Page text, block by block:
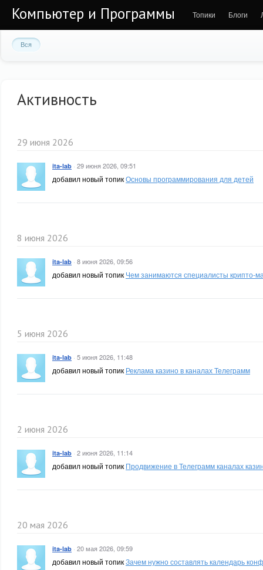
Компьютер и Программы Топики Блоги
Вся
Активность
29 июня 2026
ita-lab · 29 июня 2026, 09:51
добавил новый топикОсновы программирования для детей
8 июня 2026
ita-lab · 8 июня 2026, 09:56
добавил новый топик Чем занимаются специалисты крипто-
5 июня 2026
ita-lab · 5 июня 2026, 11:48
добавил новый топик Реклама казино в каналах Телеграмм
2 июня 2026
ita-lab · 2 июня 2026, 11:14
добавил новый топик Продвижение в Телеграмм каналах
20 мая 2026
ita-lab · 20 мая 2026, 09:59
добавил новый топикЗачем нужно составлять календарь